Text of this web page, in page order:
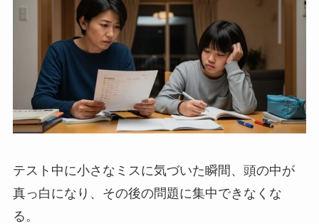
テスト中に小さなミスに気づいた瞬間、頭の中が
真っ白になり、その後の問題に集中できなくな
る。